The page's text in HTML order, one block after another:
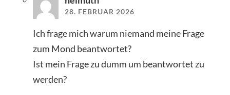
28. FEBRUAR 2026
Ich frage mich warum niemand meine Frage
zum Mond beantwortet?
Ist mein Frage zu dumm um beantwortet zu
werden?